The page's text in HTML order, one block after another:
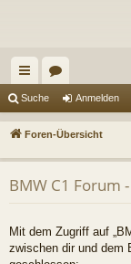
ch
ne
ug
riff
en
Suche Anmelden
Foren-Übersicht
BMW C1 Forum
Mit dem Zugriff auf
zwischen dir und dem